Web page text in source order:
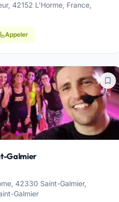
42152 L'Horme, France,
Appeler
Galmier
42330 Saint-Galmier,
Galmier